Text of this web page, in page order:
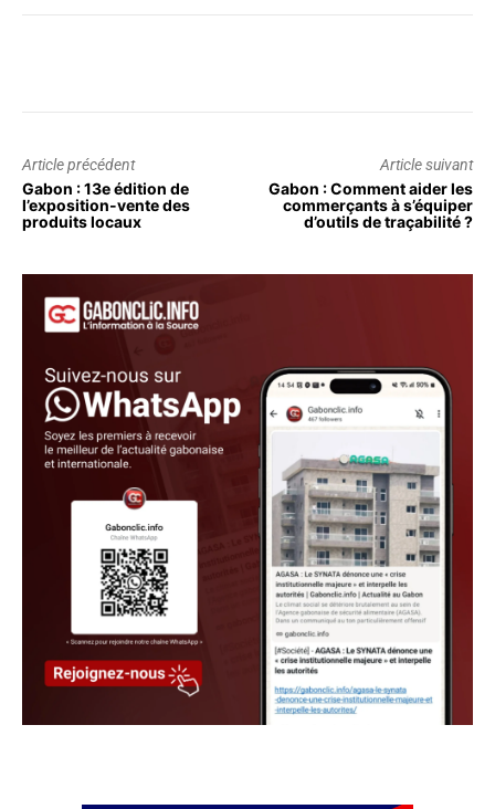
Article précédent
Gabon : 13e édition de
l’exposition-vente des
produits locaux
Article suivant
Gabon : Comment aider les
commerçants à s’équiper
d’outils de traçabilité ?